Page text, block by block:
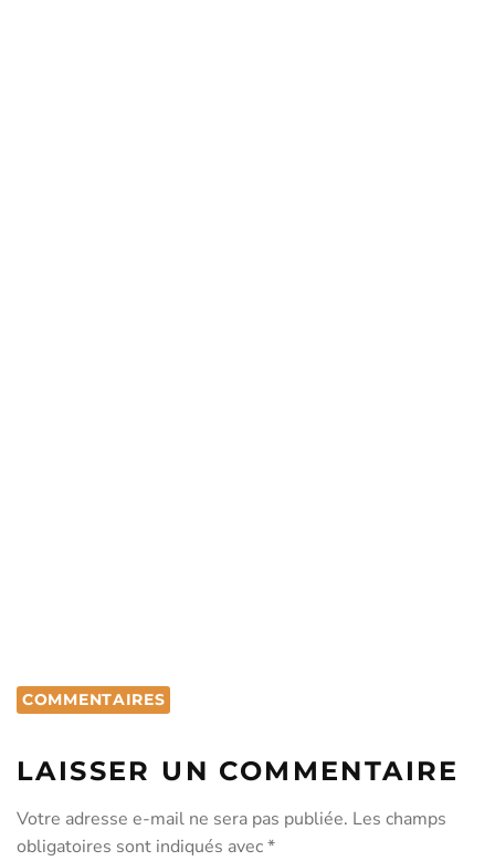
COMMENTAIRES
LAISSER UN COMMENTAIRE
Votre adresse e-mail ne sera pas publiée. Les champs
obligatoires sont indiqués avec*